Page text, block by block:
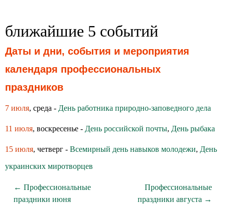
ближайшие 5 событий
Даты и дни, события и мероприятия
календаря профессиональных
праздников
7 июля, среда - День работника природно-заповедного дела
11 июля, воскресенье - День российской почты, День рыбака
15 июля, четверг - Всемирный день навыков молодежи, День
украинских миротворцев
← Профессиональные
праздники июня
Профессиональные
праздники августа →